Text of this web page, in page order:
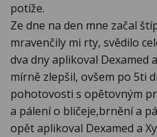
potíže.
Ze dne na den mne začal
mravenčily mi rty, svědilo
dva dny aplikoval Dexamed
mírně zlepšil, ovšem po 5ti
pohotovosti s opětovným
a pálení o bličeje,brnění a
opět aplikoval Dexamed a